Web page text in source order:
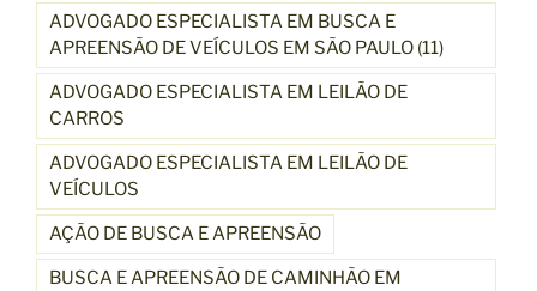
ADVOGADO ESPECIALISTA EM BUSCA E
APREENSÃO DE VEÍCULOS EM SÃO PAULO (11)
ADVOGADO ESPECIALISTA EM LEILÃO DE
CARROS
ADVOGADO ESPECIALISTA EM LEILÃO DE
VEÍCULOS
AÇÃO DE BUSCA E APREENSÃO
BUSCA E APREENSÃO DE CAMINHÃO EM